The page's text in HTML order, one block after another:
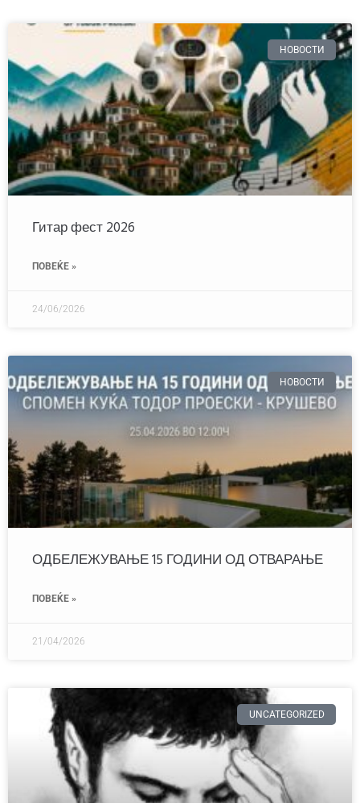
НОВОСТИ
Гитар фест 2026
ПОВЕЌЕ »
24/06/2026
НОВОСТИ
ОДБЕЛЕЖУВАЊЕ 15 ГОДИНИ ОД ОТВАРАЊЕ
ПОВЕЌЕ »
21/04/2026
UNCATEGORIZED